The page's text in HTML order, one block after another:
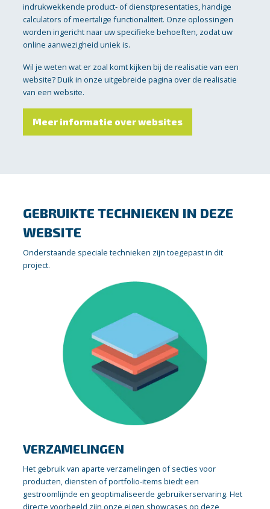
indrukwekkende product- of dienstpresentaties, handige
calculators of meertalige functionaliteit. Onze oplossingen
worden ingericht naar uw specifieke behoeften, zodat uw
online aanwezigheid uniek is.
Wil je weten wat er zoal komt kijken bij de realisatie van een
website? Duik in onze uitgebreide pagina over de realisatie
van een website.
Meer informatie over websites
GEBRUIKTE TECHNIEKEN IN DEZE
WEBSITE
Onderstaande speciale technieken zijn toegepast in dit
project.
VERZAMELINGEN
Het gebruik van aparte verzamelingen of secties voor
producten, diensten of portfolio-items biedt een
gestroomlijnde en geoptimaliseerde gebruikerservaring. Het
directe voorbeeld zijn onze eigen showcases op deze